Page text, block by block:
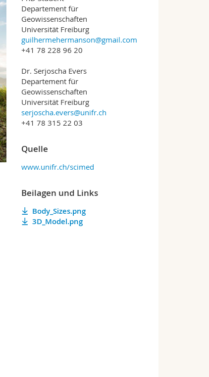
Departement für
Geowissenschaften
Universität Freiburg
guilhermehermanson@gmail.com
+41 78 228 96 20
Dr. Serjoscha Evers
Departement für
Geowissenschaften
Universität Freiburg
serjoscha.evers@unifr.ch
+41 78 315 22 03
Quelle
www.unifr.ch/scimed
Beilagen und Links
Body_Sizes.png
3D_Model.png